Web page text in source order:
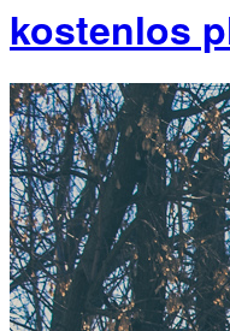
kostenlos